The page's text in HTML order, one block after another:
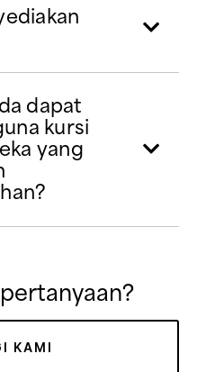
dapat
kursi
yang
KAMI